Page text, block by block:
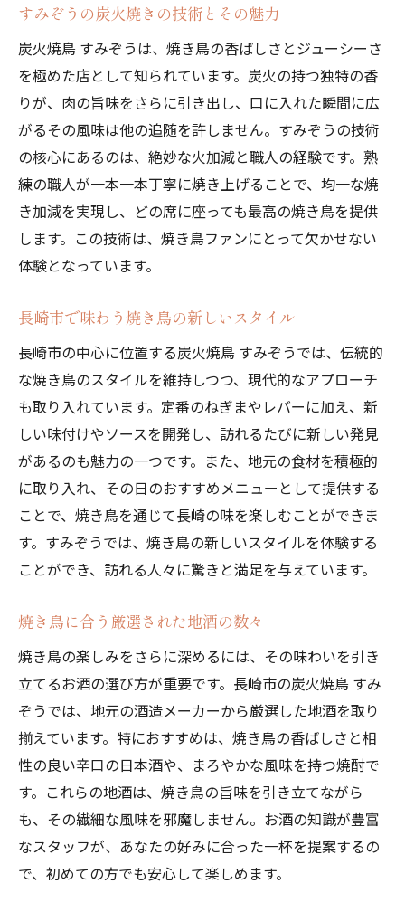
香ばしさの秘訣—炭火の魅力
すみぞうでしか味わえない特別な焼き鳥
長崎市の焼き鳥文化とその魅力
すみぞうがこだわる焼き鳥のタレと塩
職人技が光る串打ちの秘密
リピーター続出の焼き鳥メニュー
仕事帰りにふらっと立ち寄れる炭火焼鳥すみぞ
うの魅力
日常の疲れを癒す空間すみぞう
夜の長崎市を彩るすみぞうの灯り
ひとりでも楽しめるカウンター席
気軽に立ち寄れる親しみやすさ
仕事仲間とシェアする楽しみ方
長崎市で味わう焼き鳥の極みすみぞうの秘密
すみぞうの人気メニューランキング
焼き鳥愛好家必見の訪問レポート
長崎市でしか味わえない焼き鳥の魅力
すみぞうの焼き鳥を支える秘密の技術
常に進化し続ける焼き鳥メニュー
すみぞうの焼き鳥で楽しむリラックスした大人
の夜
大人の雰囲気を感じる店内インテリア
焼き鳥と合わせたい厳選ワイン
静かに語り合うカップルの夜
落ち着いた音楽が流れる空間
すみぞうで過ごす贅沢なひととき
大人の女子会にもおすすめ
すみぞうの炭火焼きの技術とその魅力
炭火焼鳥 すみぞうは、焼き鳥の香ばしさとジューシーさ
を極めた店として知られています。炭火の持つ独特の香
りが、肉の旨味をさらに引き出し、口に入れた瞬間に広
がるその風味は他の追随を許しません。すみぞうの技術
の核心にあるのは、絶妙な火加減と職人の経験です。熟
練の職人が一本一本丁寧に焼き上げることで、均一な焼
き加減を実現し、どの席に座っても最高の焼き鳥を提供
します。この技術は、焼き鳥ファンにとって欠かせない
体験となっています。
長崎市で味わう焼き鳥の新しいスタイル
長崎市の中心に位置する炭火焼鳥 すみぞうでは、伝統的
な焼き鳥のスタイルを維持しつつ、現代的なアプローチ
も取り入れています。定番のねぎまやレバーに加え、新
しい味付けやソースを開発し、訪れるたびに新しい発見
があるのも魅力の一つです。また、地元の食材を積極的
に取り入れ、その日のおすすめメニューとして提供する
ことで、焼き鳥を通じて長崎の味を楽しむことができま
す。すみぞうでは、焼き鳥の新しいスタイルを体験する
ことができ、訪れる人々に驚きと満足を与えています。
焼き鳥に合う厳選された地酒の数々
焼き鳥の楽しみをさらに深めるには、その味わいを引き
立てるお酒の選び方が重要です。長崎市の炭火焼鳥 すみ
ぞうでは、地元の酒造メーカーから厳選した地酒を取り
揃えています。特におすすめは、焼き鳥の香ばしさと相
性の良い辛口の日本酒や、まろやかな風味を持つ焼酎で
す。これらの地酒は、焼き鳥の旨味を引き立てながら
も、その繊細な風味を邪魔しません。お酒の知識が豊富
なスタッフが、あなたの好みに合った一杯を提案するの
で、初めての方でも安心して楽しめます。